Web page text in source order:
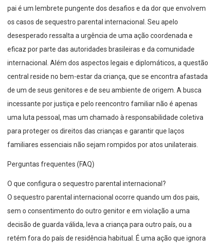
pai é um lembrete pungente dos desafios e da dor que envolvem
os casos de sequestro parental internacional. Seu apelo
desesperado ressalta a urgência de uma ação coordenada e
eficaz por parte das autoridades brasileiras e da comunidade
internacional. Além dos aspectos legais e diplomáticos, a questão
central reside no bem-estar da criança, que se encontra afastada
de um de seus genitores e de seu ambiente de origem. A busca
incessante por justiça e pelo reencontro familiar não é apenas
uma luta pessoal, mas um chamado à responsabilidade coletiva
para proteger os direitos das crianças e garantir que laços
familiares essenciais não sejam rompidos por atos unilaterais.
Perguntas frequentes (FAQ)
O que configura o sequestro parental internacional?
O sequestro parental internacional ocorre quando um dos pais,
sem o consentimento do outro genitor e em violação a uma
decisão de guarda válida, leva a criança para outro país, ou a
retém fora do país de residência habitual. É uma ação que ignora